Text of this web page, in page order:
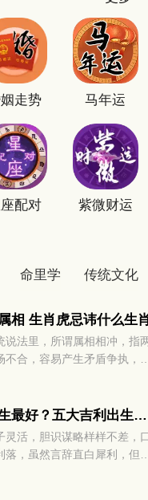
走势 马年运
配对 紫微财运
命里学 传统文化
相 生肖虎忌讳什么生
说法里，所谓属相相冲，指
不合，容易产生矛盾争执，
就详细说一说。
属鸡的几月出生最好？五大吉利出生月份完整解读
灵活，胆识谋略样样不差，
落，虽然言辞直白犀利，但